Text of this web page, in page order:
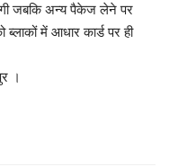
जबकि अन्य पैकेज लेने पर
ब्लाकों में आधार कार्ड पर ही
।